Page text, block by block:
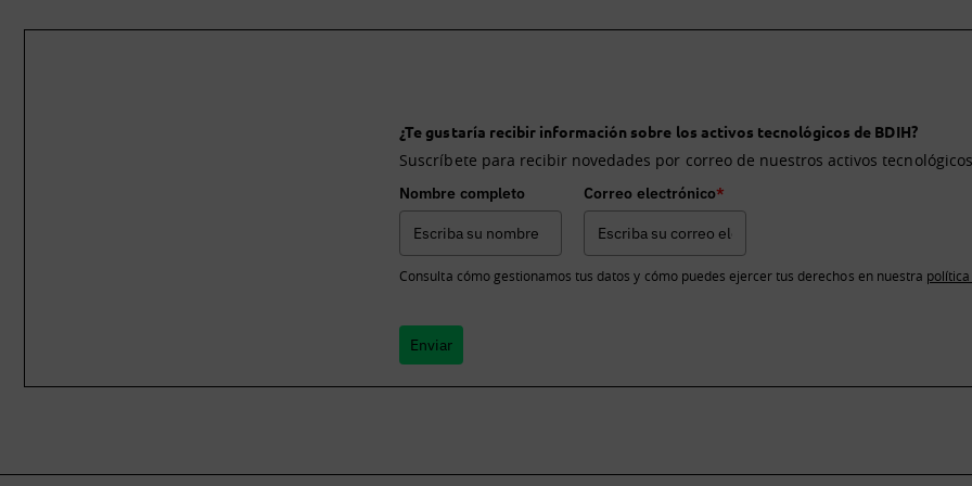
¿Te gustaría recibir información sobre los activos tecnológicos de BDIH?
Suscríbete para recibir novedades por correo de nuestros activos
Nombre completo Correo electrónico*
Consulta cómo gestionamos tus datos y cómo puedes ejercer tus derechos en nuestra
Enviar